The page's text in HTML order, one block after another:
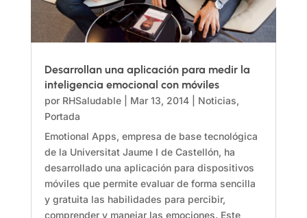
Desarrollan una aplicación para medir la
inteligencia emocional con móviles
por RHSaludable| Mar 13, 2014| Noticias,
Portada
Emotional Apps, empresa de base tecnológica
de la Universitat Jaume I de Castellón, ha
desarrollado una aplicación para dispositivos
móviles que permite evaluar de forma sencilla
y gratuita las habilidades para percibir,
comprender y manejar las emociones. Este